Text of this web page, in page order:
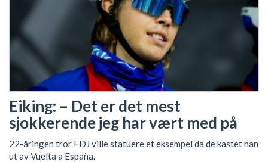
Eiking: – Det er det mest
sjokkerende jeg har vært med på
22-åringen tror FDJ ville statuere et eksempel da de kastet han
ut av Vuelta a España.